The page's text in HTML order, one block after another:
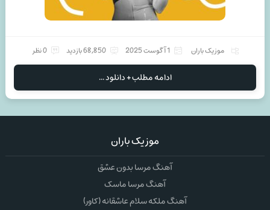
موزیک باران 1 آگوست 2025 68,850 بازدید 0 نظر
ادامه مطلب + دانلود ...
موزیک باران
آهنگ مرسا بدون عشق
آهنگ مرسا ماسک
آهنگ ملکه سلام عاشقانه (کاور)